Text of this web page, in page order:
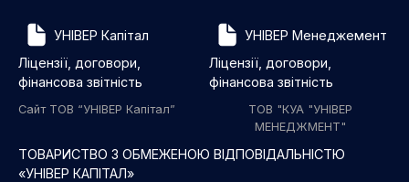
УНІВЕР Капітал
Ліцензії, договори,
фінансова звітність
Сайт ТОВ “УНІВЕР Капітал”
УНІВЕР Менеджемент
Ліцензії, договори,
фінансова звітність
ТОВ "КУА "УНІВЕР
МЕНЕДЖМЕНТ"
ТОВАРИСТВО З ОБМЕЖЕНОЮ ВІДПОВІДАЛЬНІСТЮ
«УНІВЕР КАПІТАЛ»